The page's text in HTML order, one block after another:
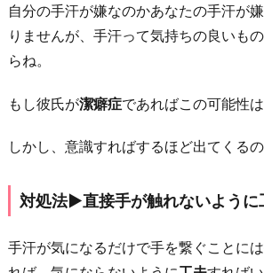
い
対
法
た
ら
「手
自分の手汗が嫌なのかあなたの手汗が
りませんが、手汗って気持ちの良いも
らね。
もし彼氏が潔癖症であればこの可能性
しかし、意識すればするほど出てくる
対処法▶︎直接手が触れないように
手汗が気になるだけで手を繋ぐことに